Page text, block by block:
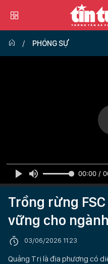
PHÓNG SỰ
00:00 /
Trồng rừng
vững cho
03/06/2026 11:23
Quảng Trị là địa phương có